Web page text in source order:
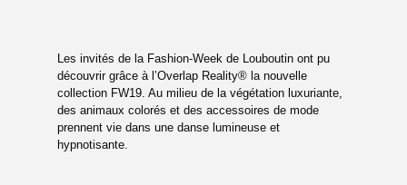
Les invités de la Fashion-Week de Louboutin ont pu
découvrir grâce à l’Overlap Reality® la nouvelle
collection FW19. Au milieu de la végétation luxuriante,
des animaux colorés et des accessoires de mode
prennent vie dans une danse lumineuse et
hypnotisante.